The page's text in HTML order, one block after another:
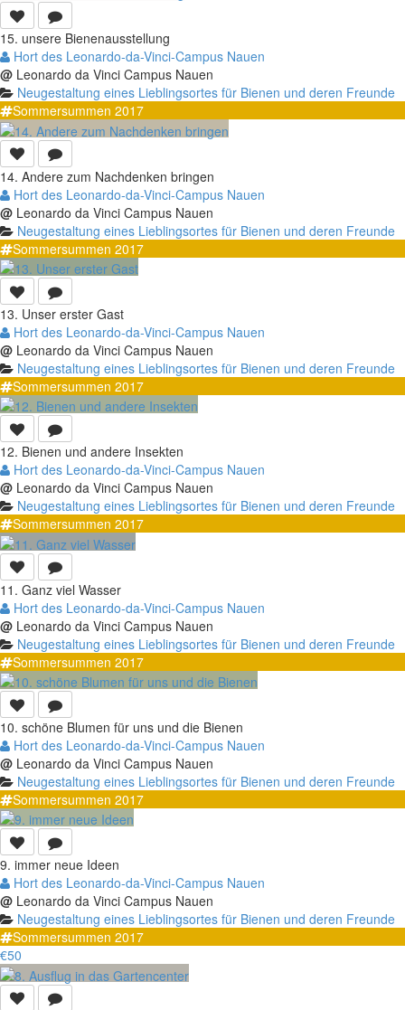
15. unsere Bienenausstellung
Hort des Leonardo-da-Vinci-Campus Nauen
@ Leonardo da Vinci Campus Nauen
Neugestaltung eines Lieblingsortes für Bienen und deren Freunde
Sommersummen 2017
14. Andere zum Nachdenken bringen
Hort des Leonardo-da-Vinci-Campus Nauen
@ Leonardo da Vinci Campus Nauen
Neugestaltung eines Lieblingsortes für Bienen und deren Freunde
Sommersummen 2017
13. Unser erster Gast
Hort des Leonardo-da-Vinci-Campus Nauen
@ Leonardo da Vinci Campus Nauen
Neugestaltung eines Lieblingsortes für Bienen und deren Freunde
Sommersummen 2017
12. Bienen und andere Insekten
Hort des Leonardo-da-Vinci-Campus Nauen
@ Leonardo da Vinci Campus Nauen
Neugestaltung eines Lieblingsortes für Bienen und deren Freunde
Sommersummen 2017
11. Ganz viel Wasser
Hort des Leonardo-da-Vinci-Campus Nauen
@ Leonardo da Vinci Campus Nauen
Neugestaltung eines Lieblingsortes für Bienen und deren Freunde
Sommersummen 2017
10. schöne Blumen für uns und die Bienen
Hort des Leonardo-da-Vinci-Campus Nauen
@ Leonardo da Vinci Campus Nauen
Neugestaltung eines Lieblingsortes für Bienen und deren Freunde
Sommersummen 2017
9. immer neue Ideen
Hort des Leonardo-da-Vinci-Campus Nauen
@ Leonardo da Vinci Campus Nauen
Neugestaltung eines Lieblingsortes für Bienen und deren Freunde
Sommersummen 2017
€50